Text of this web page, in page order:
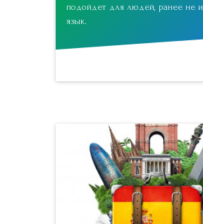
подойдет для людей, ранее не
язык.